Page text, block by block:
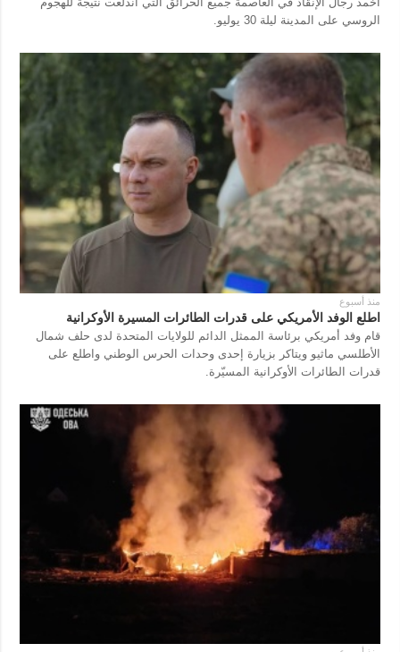
الروسي على المدينة ليلة 30 يوليو.
منذ أسبوع
اطلع الوفد الأمريكي على قدرات الطائرات المسيرة الأوكرانية
قام وفد أمريكي برئاسة الممثل الدائم للولايات المتحدة لدى حلف شمال
الأطلسي ماثيو ويتاكر بزيارة إحدى وحدات الحرس الوطني واطلع على
قدرات الطائرات الأوكرانية المسيّرة.